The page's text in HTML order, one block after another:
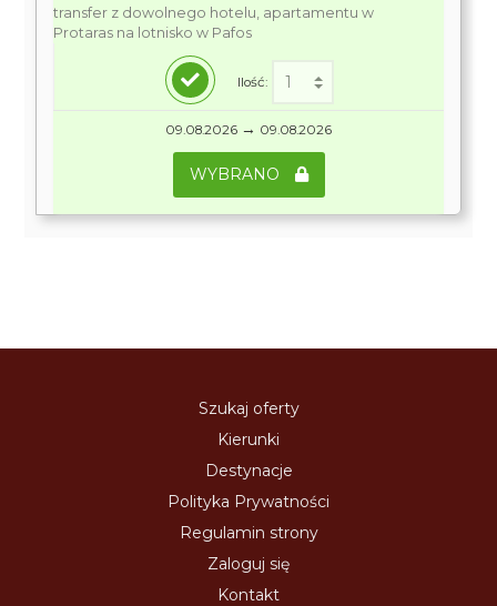
transfer z dowolnego hotelu, apartamentu w
Protaras na lotnisko w Pafos
Ilość:
09.08.2026 → 09.08.2026
WYBRANO
Szukaj oferty
Kierunki
Destynacje
Polityka Prywatności
Regulamin strony
Zaloguj się
Kontakt